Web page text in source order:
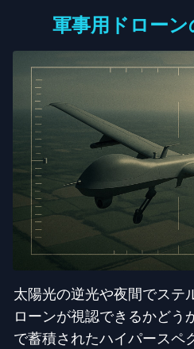
軍事用ドロー
太陽光の逆光や夜間でステ
ローンが視認できるかどう
で蓄積されたハイパースペ